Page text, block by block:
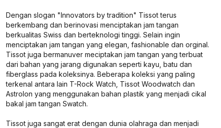
Dengan slogan "Innovators by tradition" Tissot terus
berkembang dan berinovasi menciptakan jam tangan
berkualitas Swiss dan berteknologi tinggi. Selain ingin
menciptakan jam tangan yang elegan, fashionable dan orginal.
Tissot juga bermanuver meciptakan jam tangan yang terbuat
dari bahan yang jarang digunakan seperti kayu, batu dan
fiberglass pada koleksinya. Beberapa koleksi yang paling
terkenal antara lain T-Rock Watch, Tissot Woodwatch dan
Astrolon yang menggunakan bahan plastik yang menjadi cikal
bakal jam tangan Swatch.
Tissot juga sangat erat dengan dunia olahraga dan menjadi